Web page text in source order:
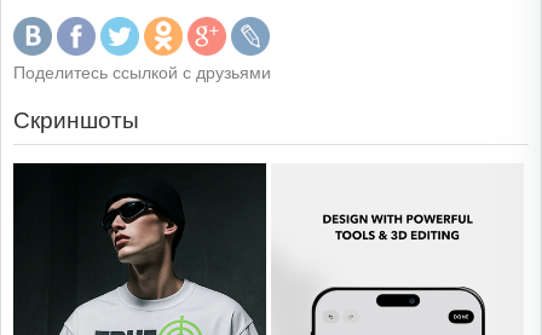
Поделитесь ссылкой с друзьями
Скриншоты